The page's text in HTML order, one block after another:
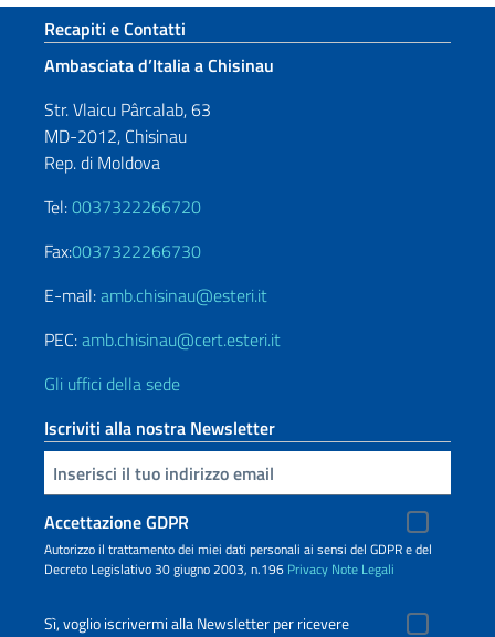
Sezione footer
Recapiti e Contatti
Ambasciata d’Italia a Chisinau
Str. Vlaicu Pârcalab, 63
MD-2012, Chisinau
Rep. di Moldova
Tel:0037322266720
Fax:0037322266730
E-mail:amb.chisinau@esteri.it
PEC:amb.chisinau@cert.esteri.it
Gli uffici della sede
Iscriviti alla nostra Newsletter
Inserisci la tua email
Accettazione GDPR
Autorizzo il trattamento dei miei dati personali ai sensi del GDPR e del
Decreto Legislativo 30 giugno 2003, n.196 Privacy Note Legali
Sì, voglio iscrivermi alla Newsletter per ricevere